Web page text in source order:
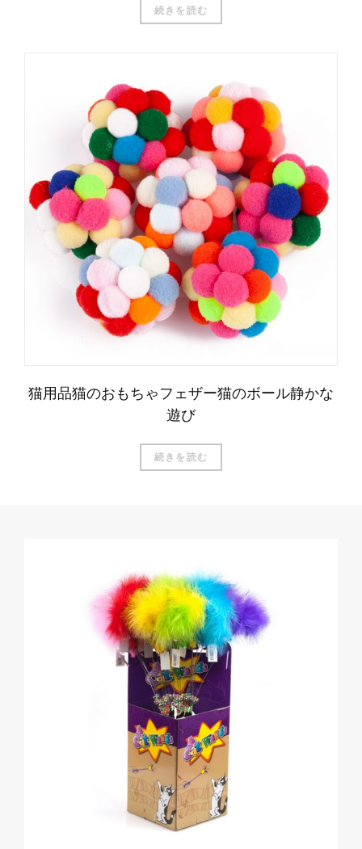
続きを読む
猫用品猫のおもちゃフェザー猫のボール静かな
遊び
続きを読む